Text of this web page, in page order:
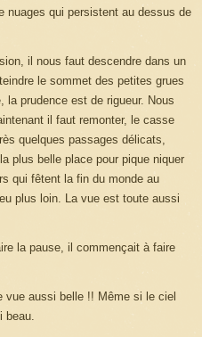
nuages qui persistent au dessus de
il nous faut descendre dans un
le sommet des petites grues
prudence est de rigueur. Nous
il faut remonter, le casse
quelques passages délicats,
plus belle place pour pique niquer
qui fêtent la fin du monde au
plus loin. La vue est toute aussi
la pause, il commençait à faire
vue aussi belle !! Même si le ciel
beau.